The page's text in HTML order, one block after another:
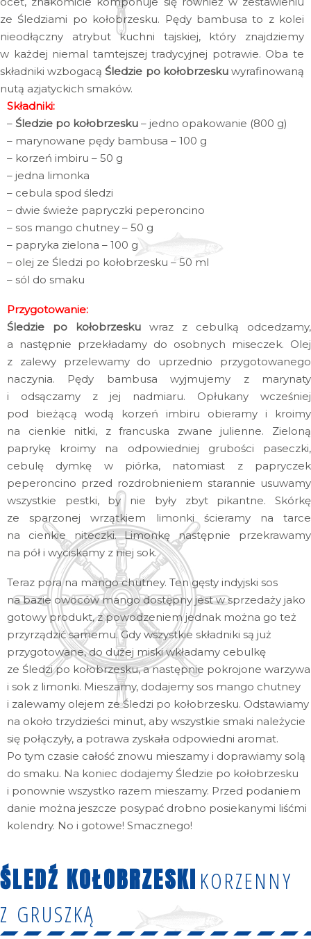
ze Śledziami po kołobrzesku. Pędy bambusa to z kolei
nieodłączny atrybut kuchni tajskiej, który znajdziemy
w każdej niemal tamtejszej tradycyjnej potrawie. Oba te
składniki wzbogacąŚledzie po kołobrzeskuwyrafinowaną
nutą azjatyckich smaków.
Składniki:
– Śledzie po kołobrzesku – jedno opakowanie (800 g)
– marynowane pędy bambusa – 100 g
– korzeń imbiru – 50 g
– jedna limonka
– cebula spod śledzi
– dwie świeże papryczki peperoncino
– sos mango chutney – 50 g
– papryka zielona – 100 g
– olej ze Śledzi po kołobrzesku – 50 ml
– sól do smaku
Przygotowanie:
Śledzie po kołobrzesku wraz z cebulką odcedzamy,
a następnie przekładamy do osobnych miseczek. Olej
z zalewy przelewamy do uprzednio przygotowanego
naczynia. Pędy bambusa wyjmujemy z marynaty
i odsączamy z jej nadmiaru. Opłukany wcześniej
pod bieżącą wodą korzeń imbiru obieramy i kroimy
na cienkie nitki, z francuska zwane julienne. Zieloną
paprykę kroimy na odpowiedniej grubości paseczki,
cebulę dymkę w piórka, natomiast z papryczek
peperoncino przed rozdrobnieniem starannie usuwamy
wszystkie pestki, by nie były zbyt pikantne. Skórkę
ze sparzonej wrzątkiem limonki ścieramy na tarce
na cienkie niteczki. Limonkę następnie przekrawamy
na pół i wyciskamy z niej sok.
Teraz pora na mango chutney. Ten gęsty indyjski sos
na bazie owoców mango dostępny jest w sprzedaży jako
gotowy produkt, z powodzeniem jednak można go też
przyrządzić samemu. Gdy wszystkie składniki są już
przygotowane, do dużej miski wkładamy cebulkę
ze Śledzi po kołobrzesku, a następnie pokrojone warzywa
i sok z limonki. Mieszamy, dodajemy sos mango chutney
i zalewamy olejem ze Śledzi po kołobrzesku. Odstawiamy
na około trzydzieści minut, aby wszystkie smaki należycie
się połączyły, a potrawa zyskała odpowiedni aromat.
Po tym czasie całość znowu mieszamy i doprawiamy solą
do smaku. Na koniec dodajemy Śledzie po kołobrzesku
i ponownie wszystko razem mieszamy. Przed podaniem
danie można jeszcze posypać drobno posiekanymi liśćmi
kolendry. No i gotowe! Smacznego!
ŚLEDŹ KOŁOBRZESKI KORZENNY
Z GRUSZKĄ